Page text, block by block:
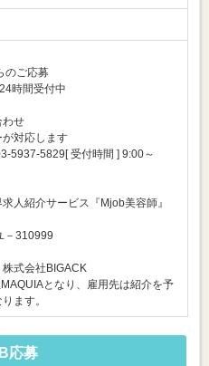
のご応募
時間受付中
わせ
対応します
5937-5829[ 受付時間 ] 9:00～
人紹介サービス『Mjob美容師』
－310999
株式会社BIGACK
となり、雇用先は紹介を予
ます。
応募